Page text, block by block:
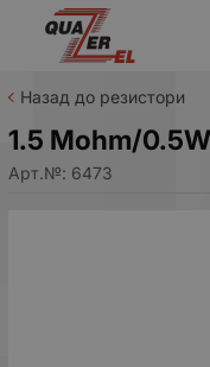
Назад до резистори
1.5 Mohm/0.5W
Арт.№: 6473